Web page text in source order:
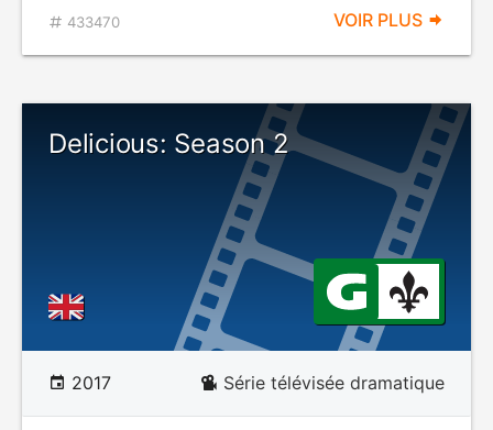
433470 VOIR PLUS
Delicious: Season 2
2017 Série télévisée dramatique